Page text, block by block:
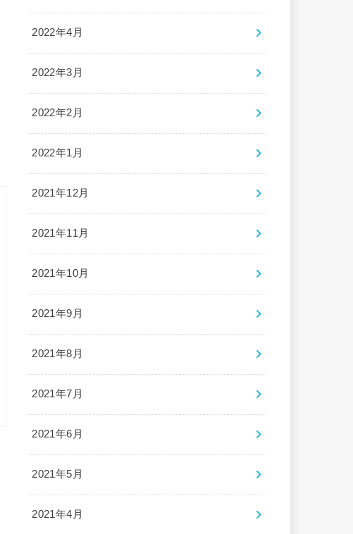
2022年4月
2022年3月
2022年2月
2022年1月
2021年12月
2021年11月
2021年10月
2021年9月
2021年8月
2021年7月
2021年6月
2021年5月
2021年4月